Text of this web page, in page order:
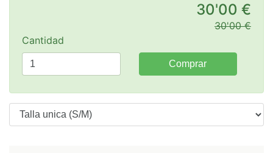
30'00 €
30'00 €
Cantidad
Comprar